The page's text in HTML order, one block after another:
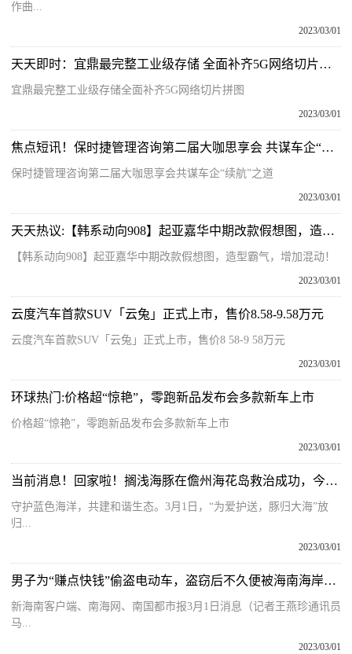
作曲...
2023/03/01
天天即时：宜鼎最完整工业级存储 全面补齐5G网络切片拼图
宜鼎最完整工业级存储全面补齐5G网络切片拼图
2023/03/01
焦点短讯！保时捷管理咨询第二届大咖思享会 共谋车企“续航”之道
保时捷管理咨询第二届大咖思享会共谋车企“续航”之道
2023/03/01
天天热议:【韩系动向908】起亚嘉华中期改款假想图，造型霸气，增加混动！
【韩系动向908】起亚嘉华中期改款假想图，造型霸气，增加混动！
2023/03/01
云度汽车首款SUV「云兔」正式上市，售价8.58-9.58万元
云度汽车首款SUV「云兔」正式上市，售价8 58-9 58万元
2023/03/01
环球热门:价格超“惊艳”，零跑新品发布会多款新车上市
价格超“惊艳”，零跑新品发布会多款新车上市
2023/03/01
当前消息！回家啦！搁浅海豚在儋州海花岛救治成功，今日重回大海！
守护蓝色海洋，共建和谐生态。3月1日，“为爱护送，豚归大海”放
归...
2023/03/01
男子为“赚点快钱”偷盗电动车，盗窃后不久便被海南海岸警察抓获
新海南客户端、南海网、南国都市报3月1日消息（记者王燕珍通讯员
马...
2023/03/01